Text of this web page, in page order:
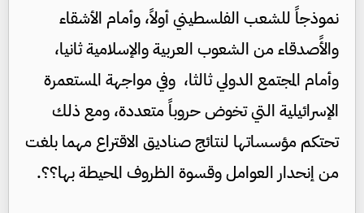
نموذجاً للشعب الفلسطيني أولاً، وأمام الأشقاء
والأًصدقاء من الشعوب العربية والإسلامية ثانيا،
وأمام المجتمع الدولي ثالثا، وفي مواجهة المستعمرة
الإسرائيلية التي تخوض حروباً متعددة، ومع ذلك
تحتكم مؤسساتها لنتائج صناديق الاقتراع مهما بلغت
من إنحدار العوامل وقسوة الظروف المحيطة بها؟؟.